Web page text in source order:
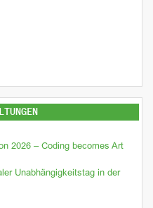
2026 – Coding becomes Art
Unabhängigkeitstag in der